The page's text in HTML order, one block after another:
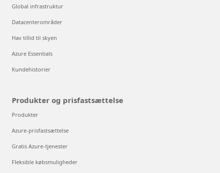
Global infrastruktur
Datacenterområder
Hav tillid til skyen
Azure Essentials
Kundehistorier
Produkter og prisfastsættelse
Produkter
Azure-prisfastsættelse
Gratis Azure-tjenester
Fleksible købsmuligheder